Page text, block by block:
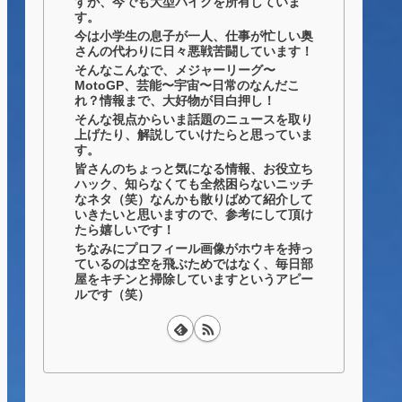
す。
今は小学生の息子が一人、仕事が忙しい奥
さんの代わりに日々悪戦苦闘しています！
そんなこんなで、メジャーリーグ〜
MotoGP、芸能〜宇宙〜日常のなんだこ
れ？情報まで、大好物が目白押し！
そんな視点からいま話題のニュースを取り
上げたり、解説していけたらと思っていま
す。
皆さんのちょっと気になる情報、お役立ち
ハック、知らなくても全然困らないニッチ
なネタ（笑）なんかも散りばめて紹介して
いきたいと思いますので、参考にして頂け
たら嬉しいです！
ちなみにプロフィール画像がホウキを持っ
ているのは空を飛ぶためではなく、毎日部
屋をキチンと掃除していますというアピー
ルです（笑）